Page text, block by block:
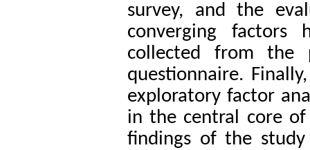
survey, and the
converging
collected from the
questionnaire.
exploratory factor
in the central core
findings of the